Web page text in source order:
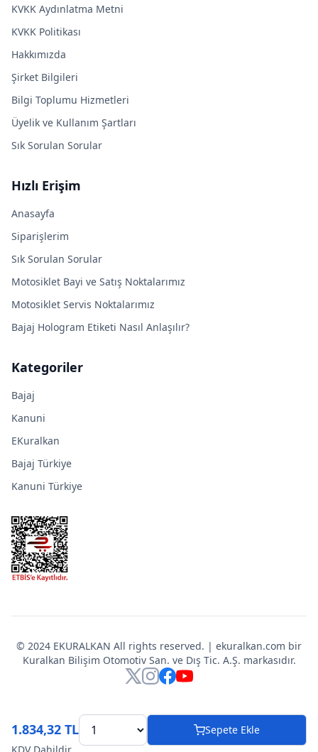
1.834,32 TL Sepete Ekle
KVKK Aydınlatma Metni
KVKK Politikası
Hakkımızda
Şirket Bilgileri
Bilgi Toplumu Hizmetleri
Üyelik ve Kullanım Şartları
Sık Sorulan Sorular
Hızlı Erişim
Anasayfa
Siparişlerim
Sık Sorulan Sorular
Motosiklet Bayi ve Satış Noktalarımız
Motosiklet Servis Noktalarımız
Bajaj Hologram Etiketi Nasıl Anlaşılır?
Kategoriler
Bajaj
Kanuni
EKuralkan
Bajaj Türkiye
Kanuni Türkiye
© 2024 EKURALKAN All rights reserved. | ekuralkan.com bir
Kuralkan Bilişim Otomotiv San. ve Dış Tic. A.Ş. markasıdır.